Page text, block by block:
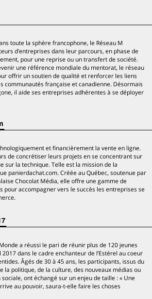
toute la sphère francophone, le Réseau M
d’entreprises dans leur parcours, en phase de
pour une reprise ou un transfert de société.
une référence mondiale du mentorat, le réseau
offrir un soutien de qualité et renforcer les liens
communautés française et canadienne. Désormais
il aide ses entreprises adhérentes à se déployer
et financièrement la vente en ligne.
de concrétiser leurs projets en se concentrant sur
sur la technique. Telle est la mission de la
panierdachat.com. Créée au Québec, soutenue par
Chocolat Média, elle offre une gamme de
pour accompagner vers le succès les entreprises se
a réussi le pari de réunir plus de 120 jeunes
dans le cadre enchanteur de l’Estérel au coeur
Âgés de 30 à 45 ans, les participants, issus du
la politique, de la culture, des nouveaux médias ou
ont échangé sur un enjeu de taille : « Une
au pouvoir, saura-t-elle faire les choses